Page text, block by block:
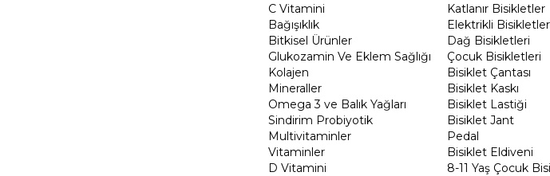
C Vitamini
Bağışıklık
Bitkisel Ürünler
Glukozamin Ve Eklem Sağlığı
Kolajen
Mineraller
Omega 3 ve Balık Yağları
Sindirim Probiyotik
Multivitaminler
Vitaminler
D Vitamini
Katlanır Bisikletler
Elektrikli Bisikletler
Dağ Bisikletleri
Çocuk Bisikletleri
Bisiklet Çantası
Bisiklet Kaskı
Bisiklet Lastiği
Bisiklet Jant
Pedal
Bisiklet Eldiveni
8-11 Yaş Çocuk